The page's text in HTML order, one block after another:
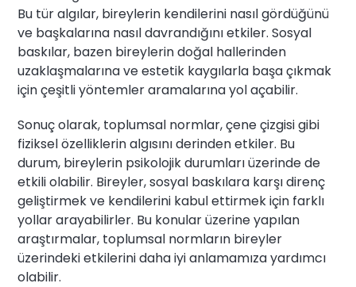
Bu tür algılar, bireylerin kendilerini nasıl gördüğünü
ve başkalarına nasıl davrandığını etkiler. Sosyal
baskılar, bazen bireylerin doğal hallerinden
uzaklaşmalarına ve estetik kaygılarla başa çıkmak
için çeşitli yöntemler aramalarına yol açabilir.
Sonuç olarak, toplumsal normlar, çene çizgisi gibi
fiziksel özelliklerin algısını derinden etkiler. Bu
durum, bireylerin psikolojik durumları üzerinde de
etkili olabilir. Bireyler, sosyal baskılara karşı direnç
geliştirmek ve kendilerini kabul ettirmek için farklı
yollar arayabilirler. Bu konular üzerine yapılan
araştırmalar, toplumsal normların bireyler
üzerindeki etkilerini daha iyi anlamamıza yardımcı
olabilir.